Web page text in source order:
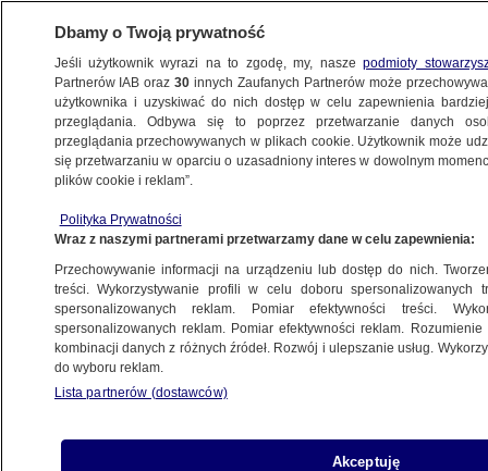
METEO
ŚWIAT
ewakuowanych
3.09.2023, 08:01
Udostępnij
Prawie trzy tysiące osób zostało ewakuowanych
silny wiatr na południu i wschodzie Tajwanu.
Dbamy o Twoją prywatność
Jeśli użytkownik wyrazi na to zgodę, my, naszepodmioty
Partnerów IAB oraz30 innych Zaufanych Partnerów może
użytkownika i uzyskiwać do nich dostęp w celu zapewnienia
przeglądania. Odbywa się to poprzez przetwarzanie danych
przeglądania przechowywanych w plikach cookie. Użytkownik może
się przetwarzaniu w oparciu o uzasadniony interes w dowolnym
plików cookie i reklam”.
Polityka Prywatności
Wraz z naszymi partnerami przetwarzamy dane w celu zapewnienia:
Przechowywanie informacji na urządzeniu lub dostęp do nich.
treści. Wykorzystywanie profili w celu doboru spersonalizowanych
spersonalizowanych reklam. Pomiar efektywności treści.
spersonalizowanych reklam. Pomiar efektywności reklam.
kombinacji danych z różnych źródeł. Rozwój i ulepszanie usług.
do wyboru reklam.
Lista partnerów (dostawców)
Akceptuję